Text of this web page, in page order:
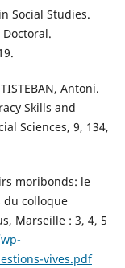
Social Studies.
Doctoral.
Antoni.
Skills and
Sciences, 9, 134,
moribonds: le
du colloque
Marseille : 3, 4, 5
vives.pdf